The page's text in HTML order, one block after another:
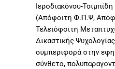
Ιεροδιακόνου-
(Απόφοιτη Φ.Π.Ψ,
Τελειόφοιτη
Δικαστικής
συμπεριφορά στην
σύνθετο,